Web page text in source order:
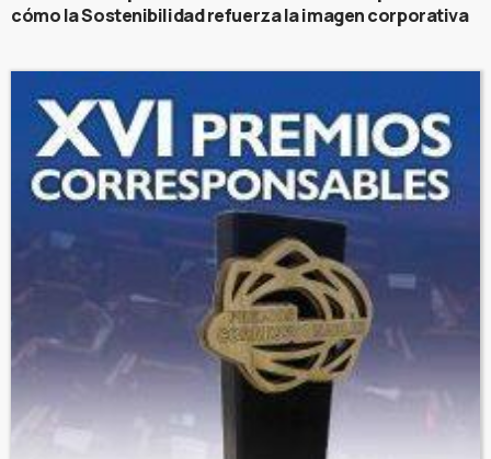
cómo la Sostenibilidad refuerza la imagen corporativa